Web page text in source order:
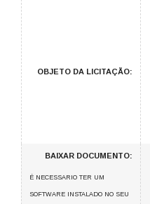
OBJETO DA LICITAÇÃO:
BAIXAR DOCUMENTO:
É NECESSARIO TER UM
SOFTWARE INSTALADO NO SEU